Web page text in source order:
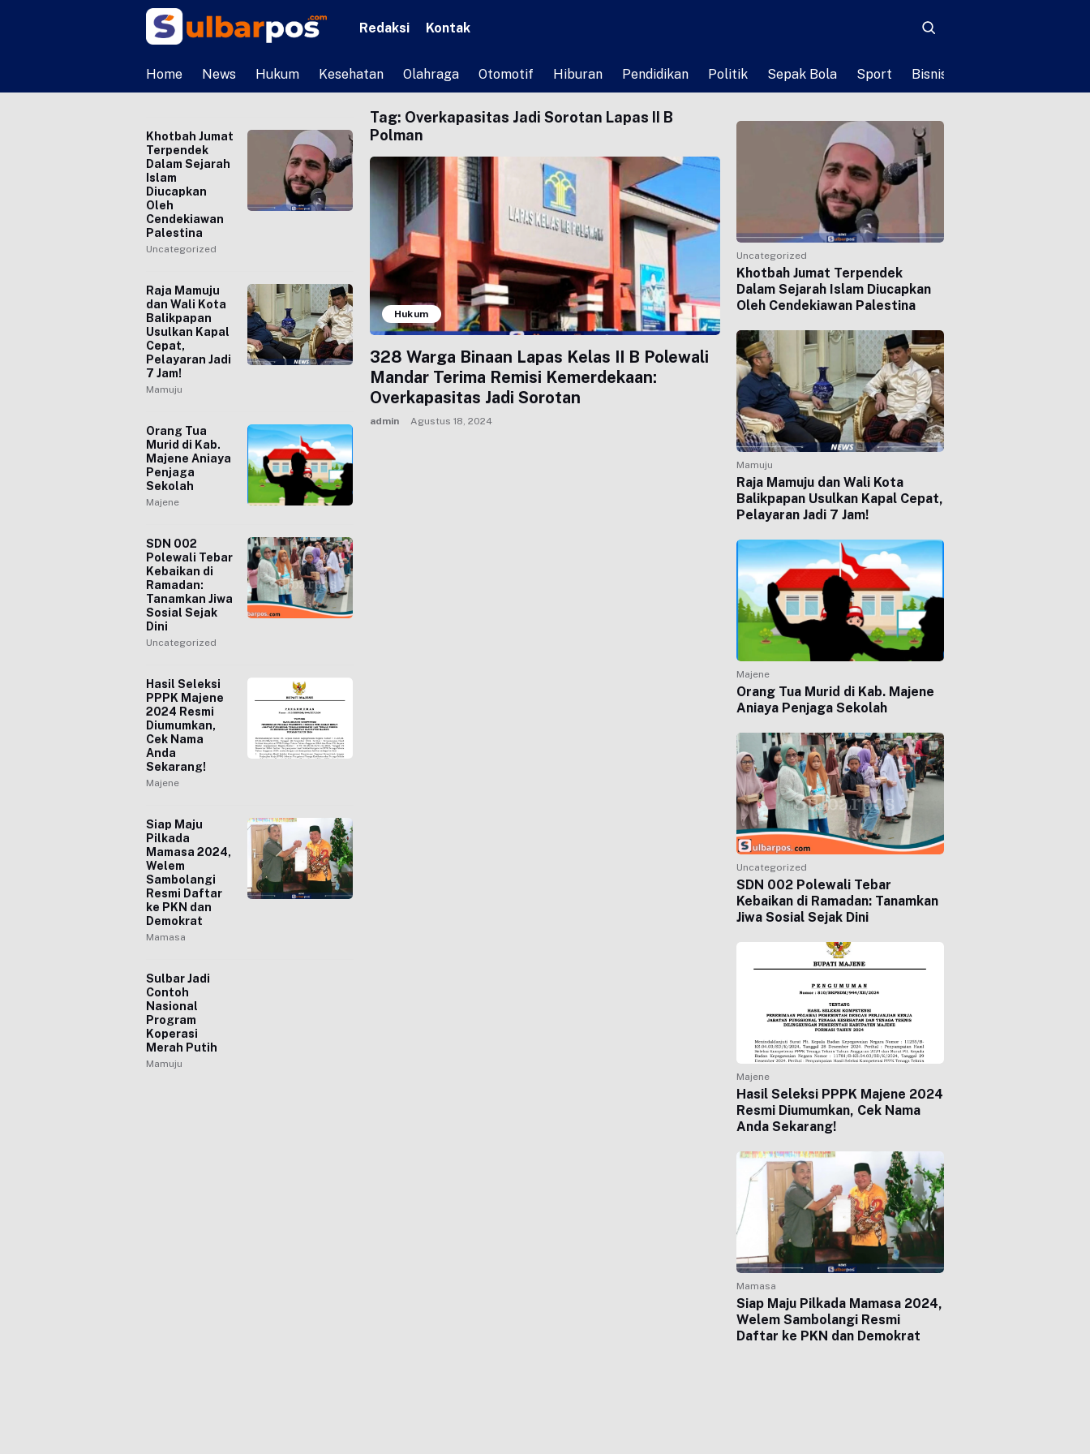
Redaksi Kontak
Home News Hukum Kesehatan Olahraga Otomotif Hiburan Pendidikan Politik Sepak Bola Sport Bisnis
Khotbah Jumat
Terpendek
Dalam Sejarah
Islam
Diucapkan
Oleh
Cendekiawan
Palestina
Uncategorized
Raja Mamuju
dan Wali Kota
Balikpapan
Usulkan Kapal
Cepat,
Pelayaran Jadi
7 Jam!
Mamuju
Orang Tua
Murid di Kab.
Majene Aniaya
Penjaga
Sekolah
Majene
SDN 002
Polewali Tebar
Kebaikan di
Ramadan:
Tanamkan Jiwa
Sosial Sejak
Dini
Uncategorized
Hasil Seleksi
PPPK Majene
2024 Resmi
Diumumkan,
Cek Nama
Anda
Sekarang!
Majene
Siap Maju
Pilkada
Mamasa 2024,
Welem
Sambolangi
Resmi Daftar
ke PKN dan
Demokrat
Mamasa
Sulbar Jadi
Contoh
Nasional
Program
Koperasi
Merah Putih
Mamuju
Tag: Overkapasitas Jadi Sorotan Lapas II B
Polman
Hukum
328 Warga Binaan Lapas Kelas II B Polewali
Mandar Terima Remisi Kemerdekaan:
Overkapasitas Jadi Sorotan
admin Agustus 18, 2024
Uncategorized
Khotbah Jumat Terpendek
Dalam Sejarah Islam Diucapkan
Oleh Cendekiawan Palestina
Mamuju
Raja Mamuju dan Wali Kota
Balikpapan Usulkan Kapal Cepat,
Pelayaran Jadi 7 Jam!
Majene
Orang Tua Murid di Kab. Majene
Aniaya Penjaga Sekolah
Uncategorized
SDN 002 Polewali Tebar
Kebaikan di Ramadan: Tanamkan
Jiwa Sosial Sejak Dini
Majene
Hasil Seleksi PPPK Majene 2024
Resmi Diumumkan, Cek Nama
Anda Sekarang!
Mamasa
Siap Maju Pilkada Mamasa 2024,
Welem Sambolangi Resmi
Daftar ke PKN dan Demokrat